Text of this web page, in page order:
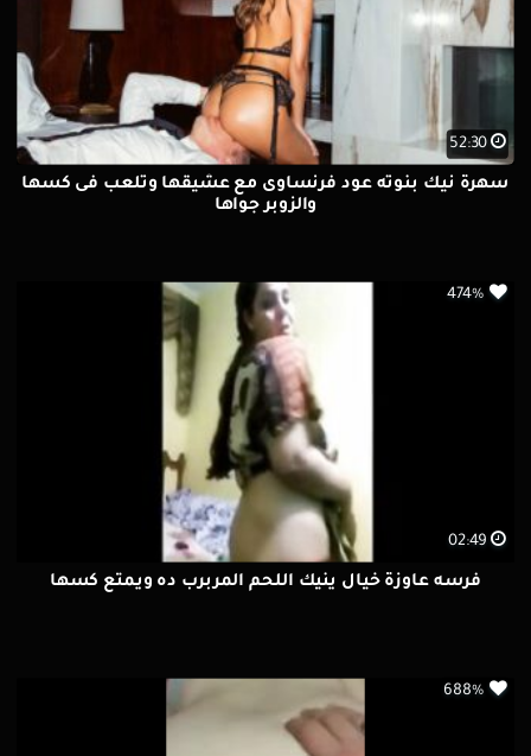
52:30
سهرة نيك بنوته عود فرنساوى مع عشيقها وتلعب فى كسها
والزوبر جواها
02:49
474%
فرسه عاوزة خيال ينيك اللحم المربرب ده ويمتع كسها
688%